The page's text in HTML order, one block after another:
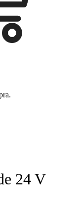
24 V